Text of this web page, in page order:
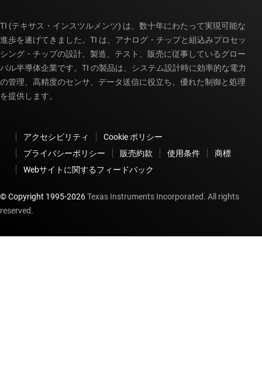
TI (テキサス・インスツルメンツ) は、数十年にわたって実現可能な
進歩を遂げてきました。TI は、アナログ・チップと組込みプロセッ
シング・チップの設計、製造、テスト、販売に従事しているグロー
バル半導体企業です。TI の製品は、システム設計時に効率的な電力
の管理、高精度のセンサ、データ送信に役立ち、優れた制御と処理
を提供します。
アクセシビリティ
Cookie ポリシー
プライバシーポリシー
販売約款 使用条件
商標
Webサイトに関するフィードバック
© Copyright 1995-2026Texas Instruments Incorporated. All rights
reserved.